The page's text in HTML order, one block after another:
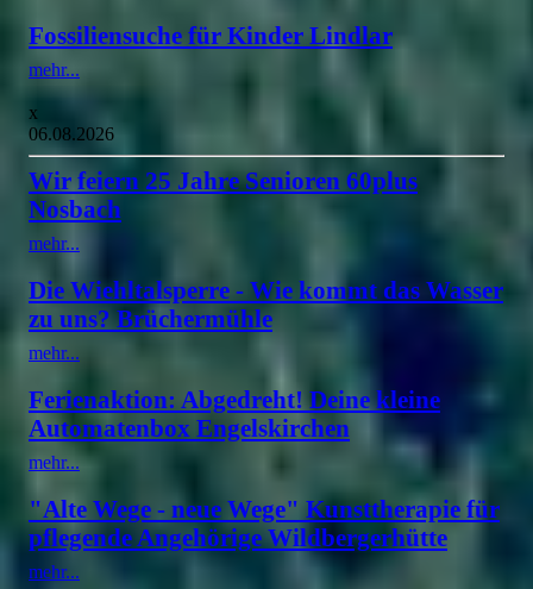
Fossiliensuche für Kinder Lindlar
mehr...
x
06.08.2026
Wir feiern 25 Jahre Senioren 60plus
Nosbach
mehr...
Die Wiehltalsperre - Wie kommt das Wasser
zu uns? Brüchermühle
mehr...
Ferienaktion: Abgedreht! Deine kleine
Automatenbox Engelskirchen
mehr...
"Alte Wege - neue Wege" Kunsttherapie für
pflegende Angehörige Wildbergerhütte
mehr...